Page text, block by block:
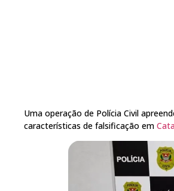
Uma operação de Polícia Civil
características de falsificação em